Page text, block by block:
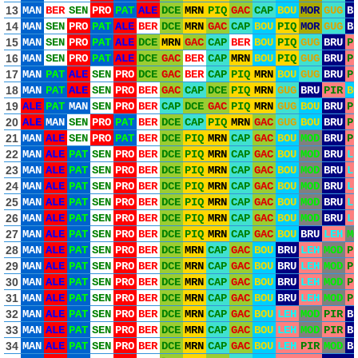
13 MAN BER SEN PRO PAT ALE DCE MRN PIQ GAC CAP BOU MOR GUG
14 MAN SEN PRO PAT ALE BER DCE MRN GAC CAP BOU PIQ MOR GUG
15 MAN SEN PRO PAT ALE DCE MRN GAC CAP BER BOU PIQ GUG BRU
16 MAN SEN PRO PAT ALE DCE GAC BER CAP MRN BOU PIQ GUG BRU
17 MAN PAT ALE SEN PRO DCE GAC BER CAP PIQ MRN BOU GUG BRU
18 MAN PAT ALE SEN PRO BER GAC CAP DCE PIQ MRN GUG BRU PIR
19 ALE PAT MAN SEN PRO BER CAP DCE GAC PIQ MRN GUG BOU BRU
20 ALE MAN SEN PRO PAT BER DCE CAP PIQ MRN GAC GUG BOU BRU
21 MAN ALE SEN PRO PAT BER DCE PIQ MRN CAP GAC BOU MOD BRU
22 MAN ALE PAT SEN PRO BER DCE PIQ MRN CAP GAC BOU MOD BRU
23 MAN ALE PAT SEN PRO BER DCE PIQ MRN CAP GAC BOU MOD BRU
24 MAN ALE PAT SEN PRO BER DCE PIQ MRN CAP GAC BOU MOD BRU
25 MAN ALE PAT SEN PRO BER DCE PIQ MRN CAP GAC BOU MOD BRU
26 MAN ALE PAT SEN PRO BER DCE PIQ MRN CAP GAC BOU MOD BRU
27 MAN ALE PAT SEN PRO BER DCE PIQ MRN CAP GAC BOU BRU LEH
28 MAN ALE PAT SEN PRO BER DCE MRN CAP GAC BOU BRU LEH MOD
29 MAN ALE PAT SEN PRO BER DCE MRN CAP GAC BOU BRU LEH MOD
30 MAN ALE PAT SEN PRO BER DCE MRN CAP GAC BOU BRU LEH MOD
31 MAN ALE PAT SEN PRO BER DCE MRN CAP GAC BOU BRU LEH MOD
32 MAN ALE PAT SEN PRO BER DCE MRN CAP GAC BOU LEH MOD PIR
33 MAN ALE PAT SEN PRO BER DCE MRN CAP GAC BOU LEH MOD PIR
34 MAN ALE PAT SEN PRO BER DCE MRN CAP GAC BOU LEH PIR MOD